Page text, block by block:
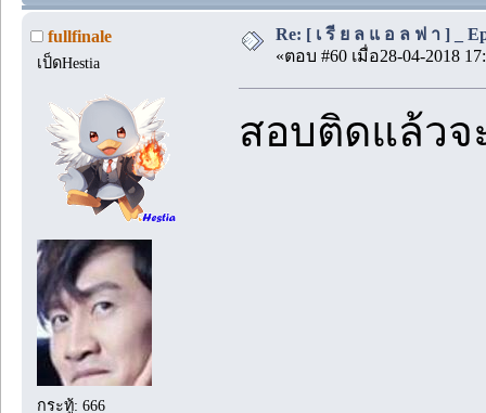
fullfinale
เป็ดHestia
กระทู้: 666
Re: [ เ รี ย ล แ อ ล ฟ า ] _
«ตอบ #60 เมื่อ28-04-2018
สอบติดแล้วจ